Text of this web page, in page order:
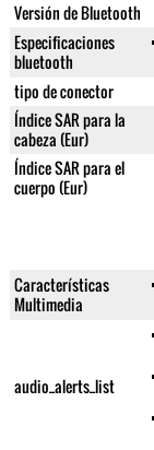
Versión de Bluetooth
Especificaciones
bluetooth
tipo de conector
Índice SAR para la
cabeza (Eur)
Índice SAR para el
cuerpo (Eur)
Características
Multimedia
audio_alerts_list